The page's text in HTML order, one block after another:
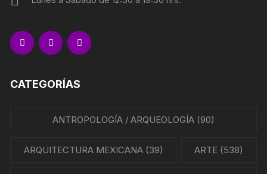
CATEGORÍAS
ANTROPOLOGÍA / ARQUEOLOGÍA(90)
ARQUITECTURA MEXICANA(39) ARTE (538)